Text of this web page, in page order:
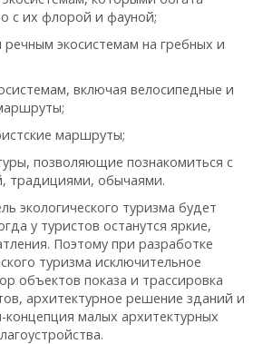
с их флорой и фауной;
экосистемам на гребных и
включая велосипедные и
маршруты;
позволяющие познакомиться с
традициями, обычаями.
экологического туризма будет
у туристов останутся яркие,
Поэтому при разработке
туризма исключительное
объектов показа и трассировка
архитектурное решение зданий и
малых архитектурных